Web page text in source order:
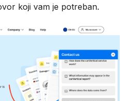
koji vam je potreban.